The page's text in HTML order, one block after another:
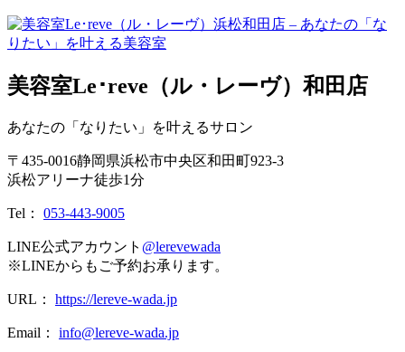
美容室Le･reve（ル・レーヴ）和田店
あなたの「なりたい」を叶えるサロン
〒 435-0016静岡県浜松市中央区和田町923-3
浜松アリーナ徒歩1分
Tel： 053-443-9005
LINE公式アカウント @lerevewada
※LINEからもご予約お承ります。
URL： https://lereve-wada.jp
Email： info@lereve-wada.jp